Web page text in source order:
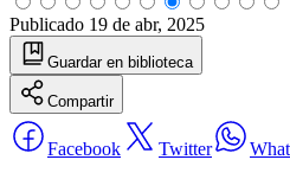
Publicado 19 de abr, 2025
Guardar en biblioteca
Compartir
Facebook Twitter